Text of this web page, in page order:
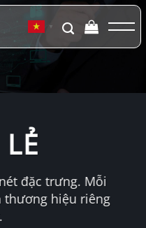
▼
đặc trưng. Mỗi
thương hiệu riêng